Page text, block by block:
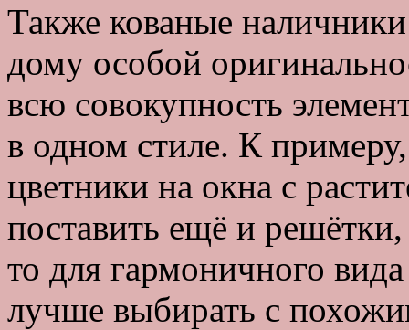
Также кованые
дому особой
всю совокупность
в одном стиле. К
цветники на окна с
поставить ещё и
то для гармоничного
лучше выбирать с